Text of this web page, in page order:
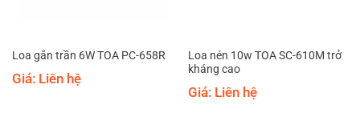
Loa gắn trần 6W TOA PC-658R
Giá: Liên hệ
Loa nén 10w TOA SC-610M trở
kháng cao
Giá: Liên hệ